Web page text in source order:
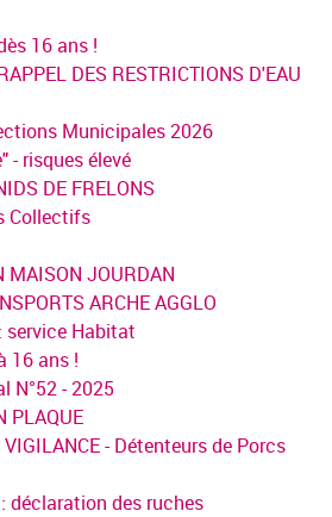
16 ans !
DES RESTRICTIONS D'EAU
Municipales 2026
- risques élevé
DE FRELONS
Collectifs
MAISON JOURDAN
ARCHE AGGLO
service Habitat
16 ans !
N°52 - 2025
PLAQUE
VIGILANCE - Détenteurs de Porcs
déclaration des ruches